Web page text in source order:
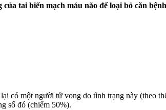
tai biến mạch máu não để loại bỏ căn
có một người tử vong do tình trạng này (theo
số đó (chiếm 50%).